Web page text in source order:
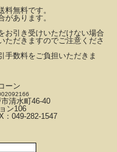
料無料です。
あります。
お引き受けいただけない場合
ただきますのでご注意くださ
手数料をご負担いただきま
ーン
清水町46-40
ン106
049-282-1547